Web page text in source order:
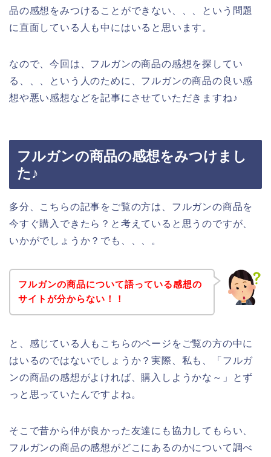
品の感想をみつけることができない、、、という問題
に直面している人も中にはいると思います。
なので、今回は、フルガンの商品の感想を探してい
る、、、という人のために、フルガンの商品の良い感
想や悪い感想などを記事にさせていただきますね♪
フルガンの商品の感想をみつけまし
た♪
多分、こちらの記事をご覧の方は、フルガンの商品を
今すぐ購入できたら？と考えていると思うのですが、
いかがでしょうか？でも、、、。
フルガンの商品について語っている感想の
サイトが分からない！！
と、感じている人もこちらのページをご覧の方の中に
はいるのではないでしょうか？実際、私も、「フルガ
ンの商品の感想がよければ、購入しようかな～」とず
っと思っていたんですよね。
そこで昔から仲が良かった友達にも協力してもらい、
フルガンの商品の感想がどこにあるのかについて調べ